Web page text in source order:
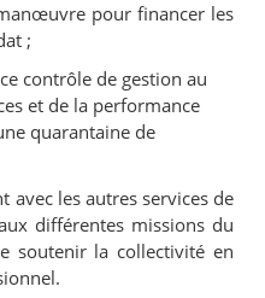
pour financer les
;
contrôle de gestion au
et de la performance
quarantaine de
avec les autres services de
différentes missions du
soutenir la collectivité en